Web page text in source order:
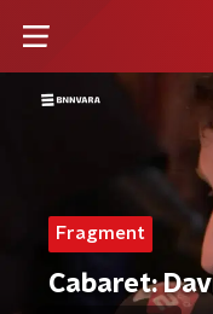
Fragment
Cabaret: